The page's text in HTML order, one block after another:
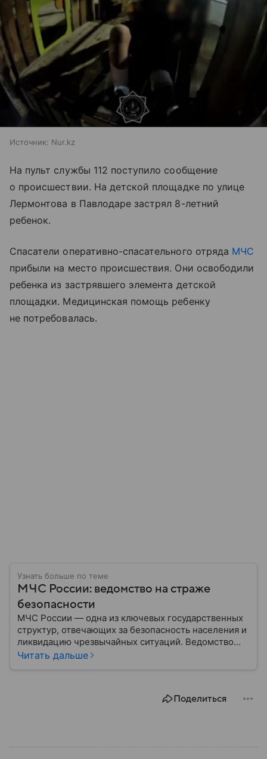
Источник: Nur.kz
На пульт службы 112 поступило сообщение
о происшествии. На детской площадке по улице
Лермонтова в Павлодаре застрял 8-летний
ребенок.
Спасатели оперативно-спасательного отряда МЧС
прибыли на место происшествия. Они освободили
ребенка из застрявшего элемента детской
площадки. Медицинская помощь ребенку
не потребовалась.
Узнать больше по теме
МЧС России: ведомство на страже
безопасности
МЧС России — одна из ключевых государственных
структур, отвечающих за безопасность населения и
ликвидацию чрезвычайных ситуаций. Ведомство
играет важную роль в защите граждан от
задачи выполняет и какую роль играет в
Читать дальше
Поделиться